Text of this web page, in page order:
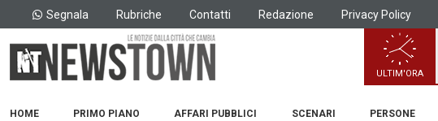
Segnala Rubriche Contatti Redazione Privacy Policy
ULTIM'ORA
HOME PRIMO PIANO AFFARI PUBBLICI SCENARI PERSONE